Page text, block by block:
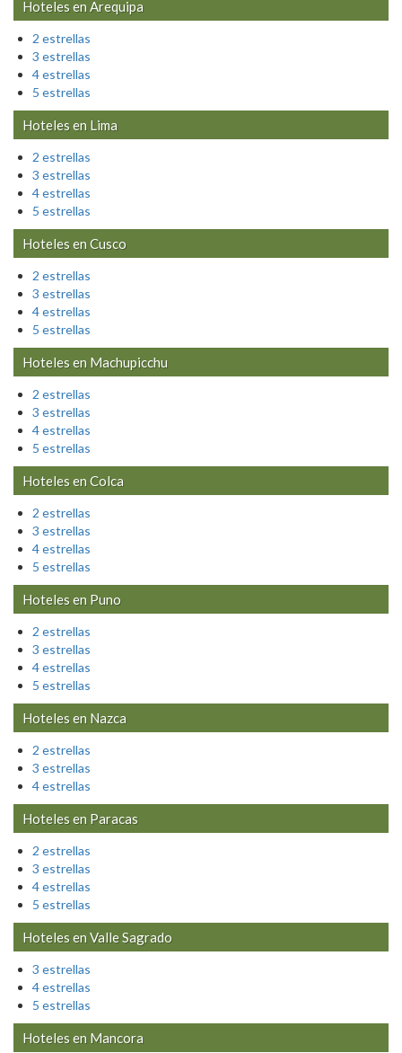
Hoteles enArequipa
2 estrellas
3 estrellas
4 estrellas
5 estrellas
Hoteles en Lima
2 estrellas
3 estrellas
4 estrellas
5 estrellas
Hoteles enCusco
2 estrellas
3 estrellas
4 estrellas
5 estrellas
Hoteles en Machupicchu
2 estrellas
3 estrellas
4 estrellas
5 estrellas
Hoteles enColca
2 estrellas
3 estrellas
4 estrellas
5 estrellas
Hoteles en Puno
2 estrellas
3 estrellas
4 estrellas
5 estrellas
Hoteles en Nazca
2 estrellas
3 estrellas
4 estrellas
Hoteles en Paracas
2 estrellas
3 estrellas
4 estrellas
5 estrellas
Hoteles enValle Sagrado
3 estrellas
4 estrellas
5 estrellas
Hoteles en Mancora